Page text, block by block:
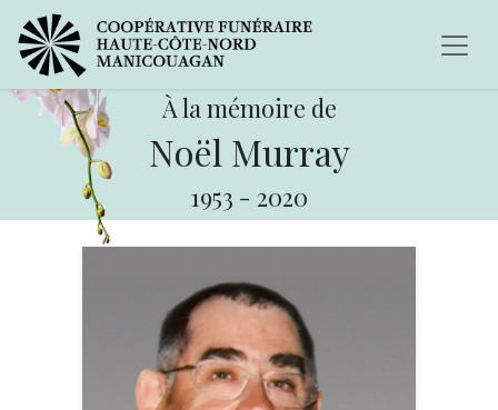
À la mémoire de
Noël Murray
1953 - 2020